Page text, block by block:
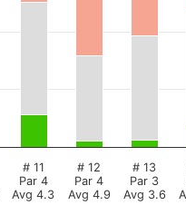
# 11
Par 4
Avg 4.3
# 12
Par 4
Avg 4.9
# 13
Par 3
Avg 3.6